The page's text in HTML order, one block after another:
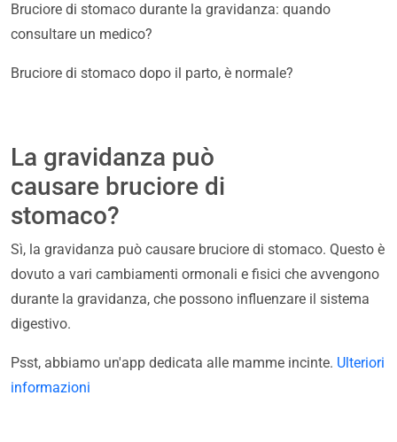
Bruciore di stomaco durante la gravidanza: quando
consultare un medico?
Bruciore di stomaco dopo il parto, è normale?
La gravidanza può
causare bruciore di
stomaco?
Sì, la gravidanza può causare bruciore di stomaco. Questo è
dovuto a vari cambiamenti ormonali e fisici che avvengono
durante la gravidanza, che possono influenzare il sistema
digestivo.
Psst, abbiamo un'app dedicata alle mamme incinte. Ulteriori
informazioni